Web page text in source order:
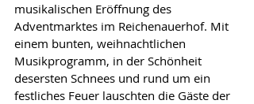
musikalischen Eröffnung des
Adventmarktes im Reichenauerhof. Mit
einem bunten, weihnachtlichen
Musikprogramm, in der Schönheit
desersten Schnees und rund um ein
festliches Feuer lauschten die Gäste der